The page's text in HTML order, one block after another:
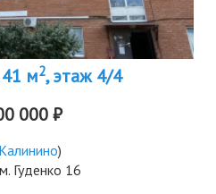
41 м2, этаж 4/4
000 ₽
)
Гуденко 16